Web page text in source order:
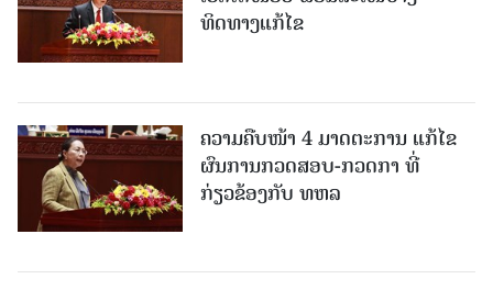
ທິດທາງແກ້ໄຂ
ຄວາມຄືບໜ້າ 4 ມາດຕະການ ແກ້ໄຂ
ຜົນການກວດສອບ-ກວດກາ ທີ່
ກ່ຽວຂ້ອງກັບ ທຫລ